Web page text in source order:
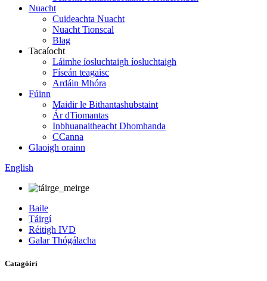
Nuacht
Cuideachta Nuacht
Nuacht Tionscal
Blag
Tacaíocht
Láimhe íosluchtaigh íosluchtaigh
Físeán teagaisc
Ardáin Mhóra
Fúinn
Maidir le Bithantashubstaint
Ár dTiomantas
Inbhuanaitheacht Dhomhanda
CCanna
Glaoigh orainn
English
Baile
Táirgí
Réitigh IVD
Galar Thógálacha
Catagóirí